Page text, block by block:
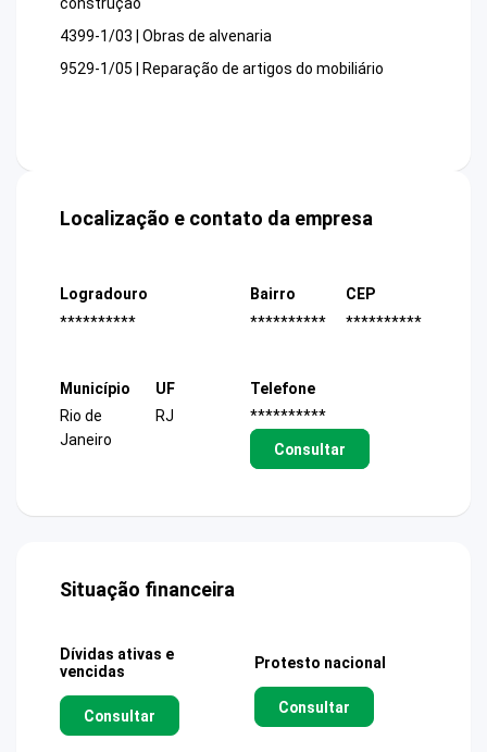
construção
4399-1/03 | Obras de alvenaria
9529-1/05 | Reparação de artigos do mobiliário
Localização e contato da empresa
Logradouro
**********
Bairro
**********
CEP
**********
Município
Rio de
Janeiro
UF
RJ
Telefone
**********
Consultar
Situação financeira
Dívidas ativas e
vencidas
Consultar
Protesto nacional
Consultar